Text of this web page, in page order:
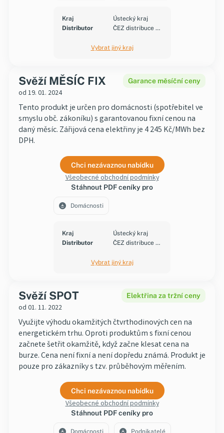
Kraj
Ústecký kraj
Distributor
ČEZ distribuce a.s.
Vybrat jiný kraj
Svěží MĚSÍC FIX
od 19. 01. 2024
Garance měsíční ceny
Tento produkt je určen pro domácnosti (spotřebitel ve
smyslu obč. zákoníku) s garantovanou fixní cenou na
daný měsíc. Zářijová cena elektřiny je 4 245 Kč/MWh bez
DPH.
Chci nezávaznou nabídku
Všeobecné obchodní podmínky
Stáhnout PDF ceníky pro
Domácnosti
Kraj
Ústecký kraj
Distributor
ČEZ distribuce a.s.
Vybrat jiný kraj
Svěží SPOT
od 01. 11. 2022
Elektřina za tržní ceny
Využijte výhodu okamžitých čtvrthodinových cen na
energetickém trhu. Oproti produktům s fixní cenou
začnete šetřit okamžitě, když začne klesat cena na
burze. Cena není fixní a není dopředu známá. Produkt je
pouze pro zákazníky s tzv. průběhovým měřením.
Chci nezávaznou nabídku
Všeobecné obchodní podmínky
Stáhnout PDF ceníky pro